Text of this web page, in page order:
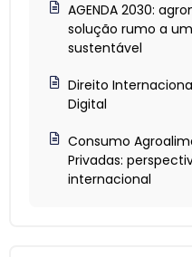
AGENDA 2030:
solução rumo a
sustentável
Direito
Digital
Consumo
Privadas:
internacional